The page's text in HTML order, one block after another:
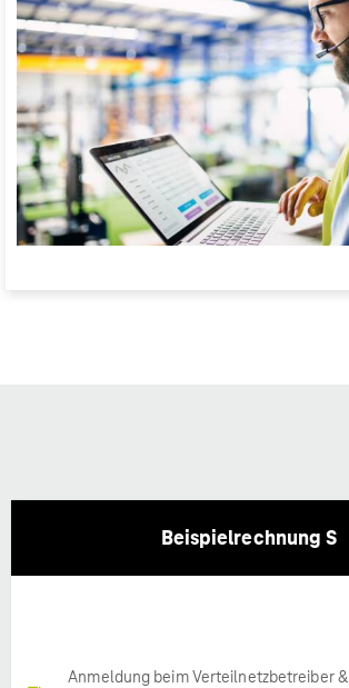
Beispielrechnung S
Anmeldung beim Verteilnetzbetreiber &